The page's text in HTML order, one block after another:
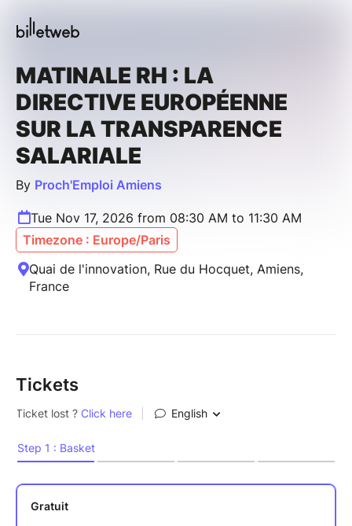
MATINALE RH : LA
DIRECTIVE EUROPÉENNE
SUR LA TRANSPARENCE
SALARIALE
By Proch'Emploi Amiens
Tue Nov 17, 2026 from 08:30 AM to 11:30 AM
Timezone : Europe/Paris
Quai de l'innovation, Rue du Hocquet, Amiens,
France
Tickets